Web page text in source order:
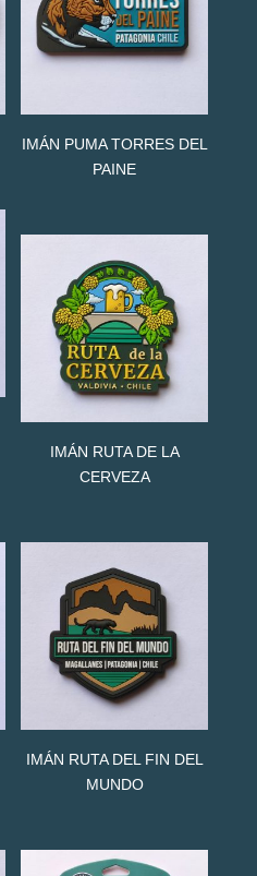
IMÁN PUMA TORRES DEL
PAINE
IMÁN RUTA DE LA
CERVEZA
IMÁN RUTA DEL FIN DEL
MUNDO